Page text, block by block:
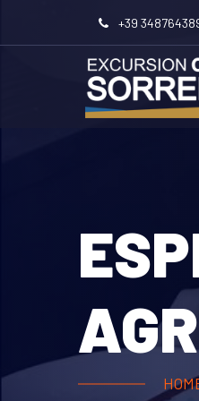
+39